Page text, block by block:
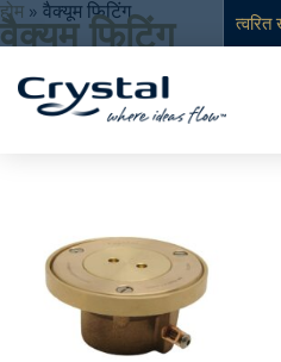
पर जाएं
सामग्री
पर
होम » वैक्यूम फिटिंग
वैक्यूम फिटिंग
एकल परिणाम दिखा रहा है